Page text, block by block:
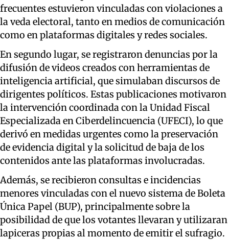
frecuentes estuvieron vinculadas con violaciones a
la veda electoral, tanto en medios de comunicación
como en plataformas digitales y redes sociales.
En segundo lugar, se registraron denuncias por la
difusión de videos creados con herramientas de
inteligencia artificial, que simulaban discursos de
dirigentes políticos. Estas publicaciones motivaron
la intervención coordinada con la Unidad Fiscal
Especializada en Ciberdelincuencia (UFECI), lo que
derivó en medidas urgentes como la preservación
de evidencia digital y la solicitud de baja de los
contenidos ante las plataformas involucradas.
Además, se recibieron consultas e incidencias
menores vinculadas con el nuevo sistema de Boleta
Única Papel (BUP), principalmente sobre la
posibilidad de que los votantes llevaran y utilizaran
lapiceras propias al momento de emitir el sufragio.